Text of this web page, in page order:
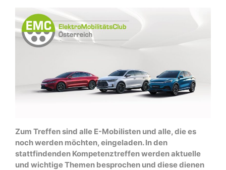
Zum Treffen sind alle E-Mobilisten und alle, die es
noch werden möchten, eingeladen. In den
stattfindenden Kompetenztreffen werden aktuelle
und wichtige Themen besprochen und diese dienen